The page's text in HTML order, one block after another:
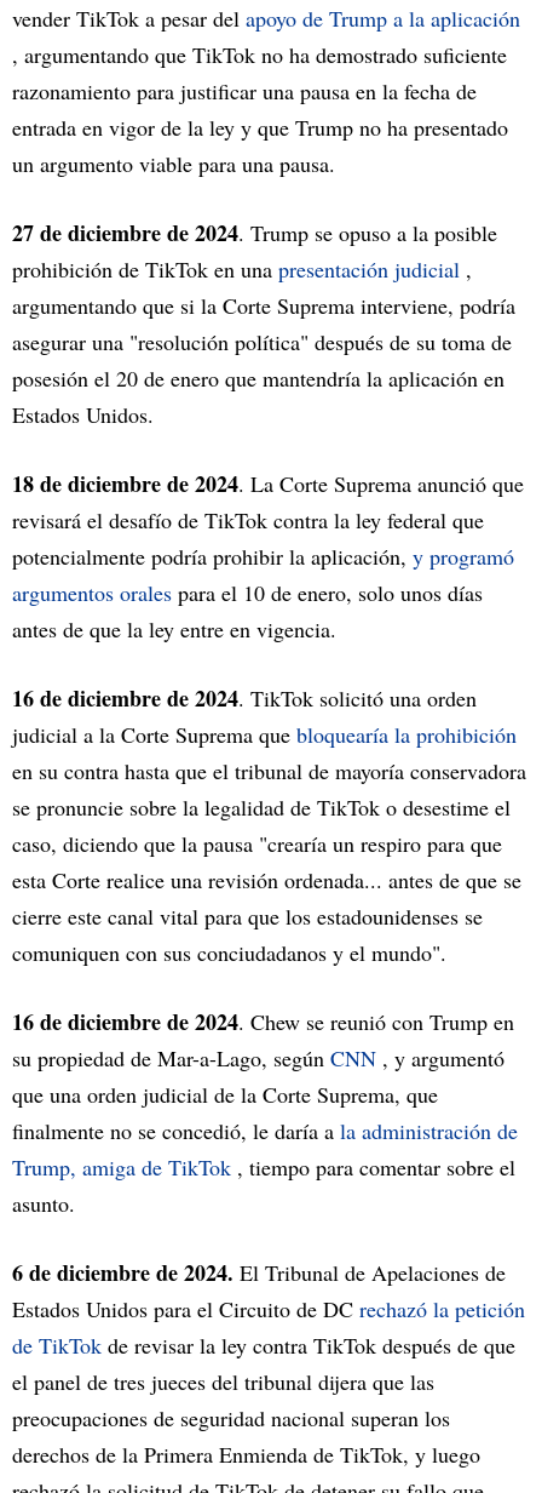
vender TikTok a pesar del apoyo de Trump a la aplicación
, argumentando que TikTok no ha demostrado suficiente
razonamiento para justificar una pausa en la fecha de
entrada en vigor de la ley y que Trump no ha presentado
un argumento viable para una pausa.
27 de diciembre de 2024. Trump se opuso a la posible
prohibición de TikTok en una presentación judicial ,
argumentando que si la Corte Suprema interviene, podría
asegurar una "resolución política" después de su toma de
posesión el 20 de enero que mantendría la aplicación en
Estados Unidos.
18 de diciembre de 2024. La Corte Suprema anunció que
revisará el desafío de TikTok contra la ley federal que
potencialmente podría prohibir la aplicación, y programó
argumentos orales para el 10 de enero, solo unos días
antes de que la ley entre en vigencia.
16 de diciembre de 2024. TikTok solicitó una orden
judicial a la Corte Suprema que bloquearía la prohibición
en su contra hasta que el tribunal de mayoría conservadora
se pronuncie sobre la legalidad de TikTok o desestime el
caso, diciendo que la pausa "crearía un respiro para que
esta Corte realice una revisión ordenada... antes de que se
cierre este canal vital para que los estadounidenses se
comuniquen con sus conciudadanos y el mundo".
16 de diciembre de 2024. Chew se reunió con Trump en
su propiedad de Mar-a-Lago, según CNN , y argumentó
que una orden judicial de la Corte Suprema, que
finalmente no se concedió, le daría a la administración de
Trump, amiga de TikTok , tiempo para comentar sobre el
asunto.
6 de diciembre de 2024. El Tribunal de Apelaciones de
Estados Unidos para el Circuito de DC rechazó la petición
de TikTok de revisar la ley contra TikTok después de que
el panel de tres jueces del tribunal dijera que las
preocupaciones de seguridad nacional superan los
derechos de la Primera Enmienda de TikTok, y luego